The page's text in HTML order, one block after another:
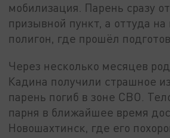
мобилизация. Парень сразу
призывной пункт, а оттуда
полигон, где прошёл
Через несколько месяцев
Кадина получили страшное
парень погиб в зоне СВО.
парня в ближайшее время
Новошахтинск, где его